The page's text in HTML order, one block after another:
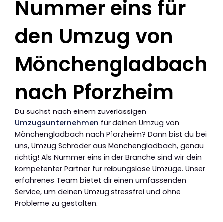
Nummer eins für
den Umzug von
Mönchengladbach
nach Pforzheim
Du suchst nach einem zuverlässigen
Umzugsunternehmen für deinen Umzug von
Mönchengladbach nach Pforzheim? Dann bist du bei
uns, Umzug Schröder aus Mönchengladbach, genau
richtig! Als Nummer eins in der Branche sind wir dein
kompetenter Partner für reibungslose Umzüge. Unser
erfahrenes Team bietet dir einen umfassenden
Service, um deinen Umzug stressfrei und ohne
Probleme zu gestalten.